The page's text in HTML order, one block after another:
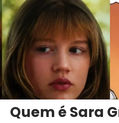
Quem é Sara